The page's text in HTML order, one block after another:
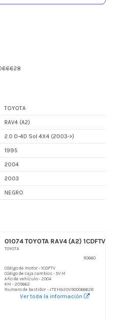
TOYOTA
RAV4 (A2)
2.0 D-4D Sol 4X4 (2003->)
1995
2004
2003
NEGRO
01074 TOYOTA RAV4 (A2) 1CDFTV
TOYOTA
50660
Código de motor - 1CDFTV
Código de caja cambios - 5V M
Año de vehículo - 2004
KM - 205662
Numero de bastidor - JTEHG20V900066628
Ver toda la información